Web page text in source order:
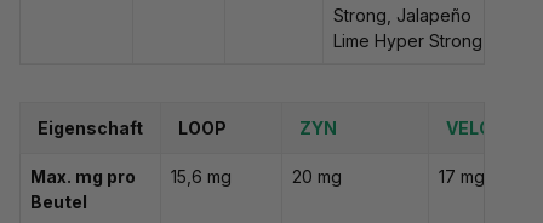
Strong, Jalapeño
Lime Hyper Strong
Eigenschaft LOOP ZYN VELO
Max. mg pro
Beutel
15,6 mg 20 mg 17 mg